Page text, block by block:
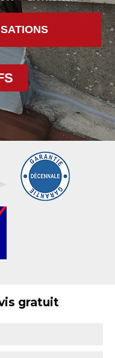
gratuit